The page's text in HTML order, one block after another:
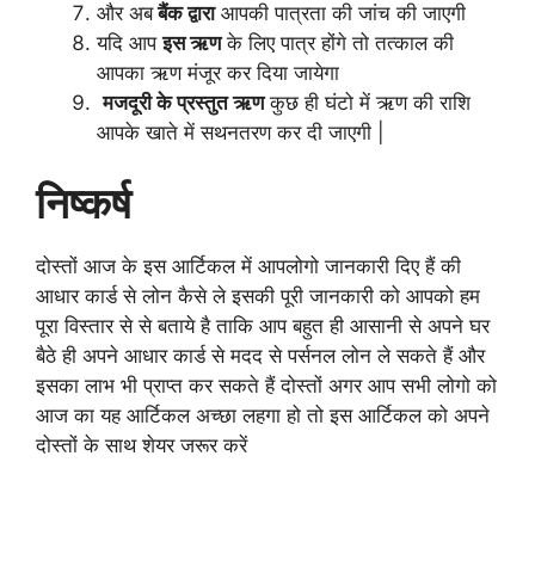
और अबबैंक द्वाराआपकी पात्रता की जांच की जाएगी
यदि आपइस ऋणके लिए पात्र होंगे तो तत्काल की
आपका ऋण मंजूर कर दिया जायेगा
मजदूरी के प्रस्तुत ऋणकुछ ही घंटो में ऋण की राशि
आपके खाते में सथनतरण कर दी जाएगी |
निष्कर्ष
दोस्तों आज के इस आर्टिकल में आपलोगो जानकारी दिए हैं की
आधार कार्ड से लोन कैसे ले इसकी पूरी जानकारी को आपको हम
पूरा विस्तार से से बताये है ताकि आप बहुत ही आसानी से अपने घर
बैठे ही अपने आधार कार्ड से मदद से पर्सनल लोन ले सकते हैं और
इसका लाभ भी प्राप्त कर सकते हैं दोस्तों अगर आप सभी लोगो को
आज का यह आर्टिकल अच्छा लहगा हो तो इस आर्टिकल को अपने
दोस्तों के साथ शेयर जरूर करें